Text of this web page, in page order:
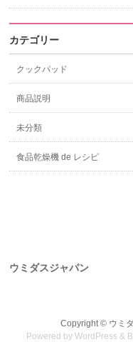
カテゴリー
クックパッド
商品説明
未分類
食品乾燥機 de レシピ
ウミダスジャパン
Copyright © ウミ
Powered byWordPress &